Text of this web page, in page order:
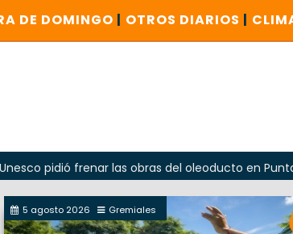
DE DOMINGO | OTROS DIARIOS |
frenar las obras del oleoducto en Punta
5 agosto 2026 Gremiales